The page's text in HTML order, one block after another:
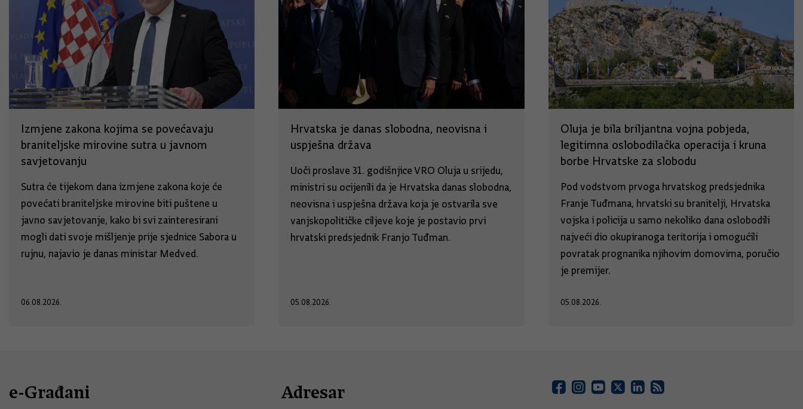
Izmjene zakona kojima se povećavaju
braniteljske mirovine sutra u javnom
savjetovanju
Sutra će tijekom dana izmjene zakona koje će
povećati braniteljske mirovine biti puštene u
javno savjetovanje, kako bi svi zainteresirani
mogli dati svoje mišljenje prije sjednice Sabora u
rujnu, najavio je danas ministar Medved.
06.08.2026.
Hrvatska je danas slobodna, neovisna i
uspješna država
Uoči proslave 31. godišnjice VRO Oluja u srijedu,
ministri su ocijenili da je Hrvatska danas slobodna,
neovisna i uspješna država koja je ostvarila sve
vanjskopolitičke ciljeve koje je postavio prvi
hrvatski predsjednik Franjo Tuđman.
05.08.2026.
Oluja je bila briljantna vojna pobjeda,
legitimna oslobodilačka operacija i kruna
borbe Hrvatske za slobodu
Pod vodstvom prvoga hrvatskog predsjednika
Franje Tuđmana, hrvatski su branitelji, Hrvatska
vojska i policija u samo nekoliko dana oslobodili
najveći dio okupiranoga teritorija i omogućili
povratak prognanika njihovim domovima, poručio
je premijer.
05.08.2026.
e-Građani Adresar